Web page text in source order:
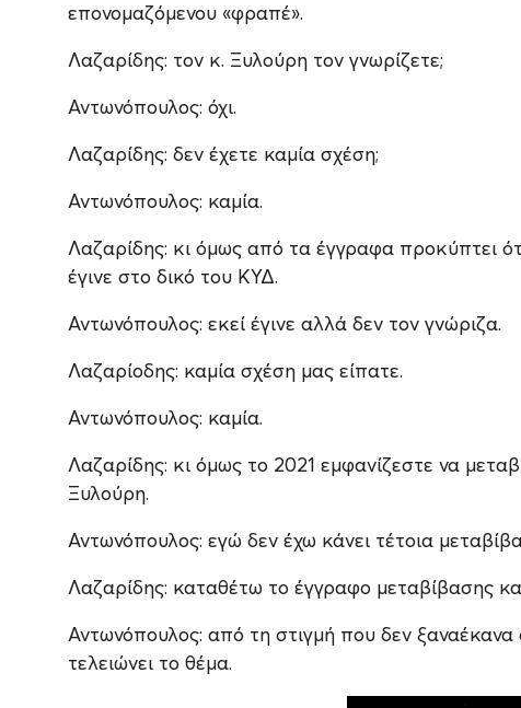
επονομαζόμενου «φραπέ».
Λαζαρίδης: τον κ. Ξυλούρη τον γνωρίζετε;
Αντωνόπουλος: όχι.
Λαζαρίδης: δεν έχετε καμία σχέση;
Αντωνόπουλος: καμία.
Λαζαρίδης: κι όμως από τα έγγραφα προκύπτει
έγινε στο δικό του ΚΥΔ.
Αντωνόπουλος: εκεί έγινε αλλά δεν τον γνώριζα.
Λαζαρίοδης: καμία σχέση μας είπατε.
Αντωνόπουλος: καμία.
Λαζαρίδης: κι όμως το 2021 εμφανίζεστε να
Ξυλούρη.
Αντωνόπουλος: εγώ δεν έχω κάνει τέτοια
Λαζαρίδης: καταθέτω το έγγραφο μεταβίβασης
Αντωνόπουλος: από τη στιγμή που δεν ξαναέκανα
τελειώνει το θέμα.